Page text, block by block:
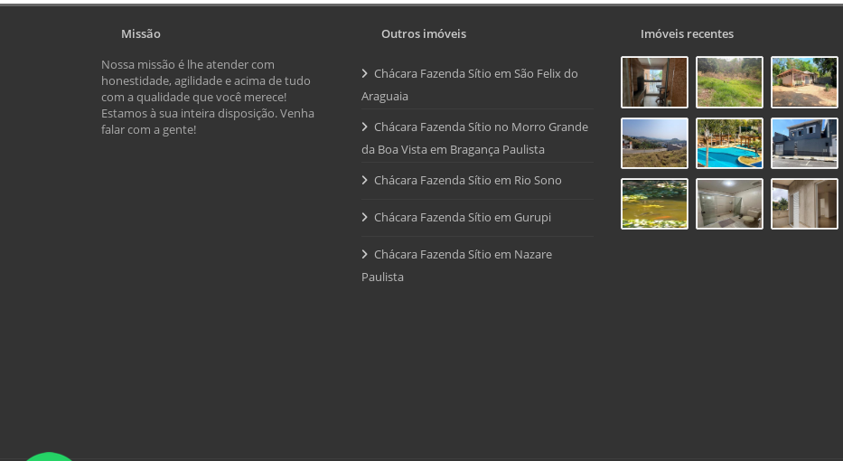
Missão
Nossa missão é lhe atender com
honestidade, agilidade e acima de tudo
com a qualidade que você merece!
Estamos à sua inteira disposição. Venha
falar com a gente!
Outros imóveis
Chácara Fazenda Sítio em São Felix do
Araguaia
Chácara Fazenda Sítio no Morro Grande
da Boa Vista em Bragança Paulista
Chácara Fazenda Sítio em Rio Sono
Chácara Fazenda Sítio em Gurupi
Chácara Fazenda Sítio em Nazare
Paulista
Imóveis recentes